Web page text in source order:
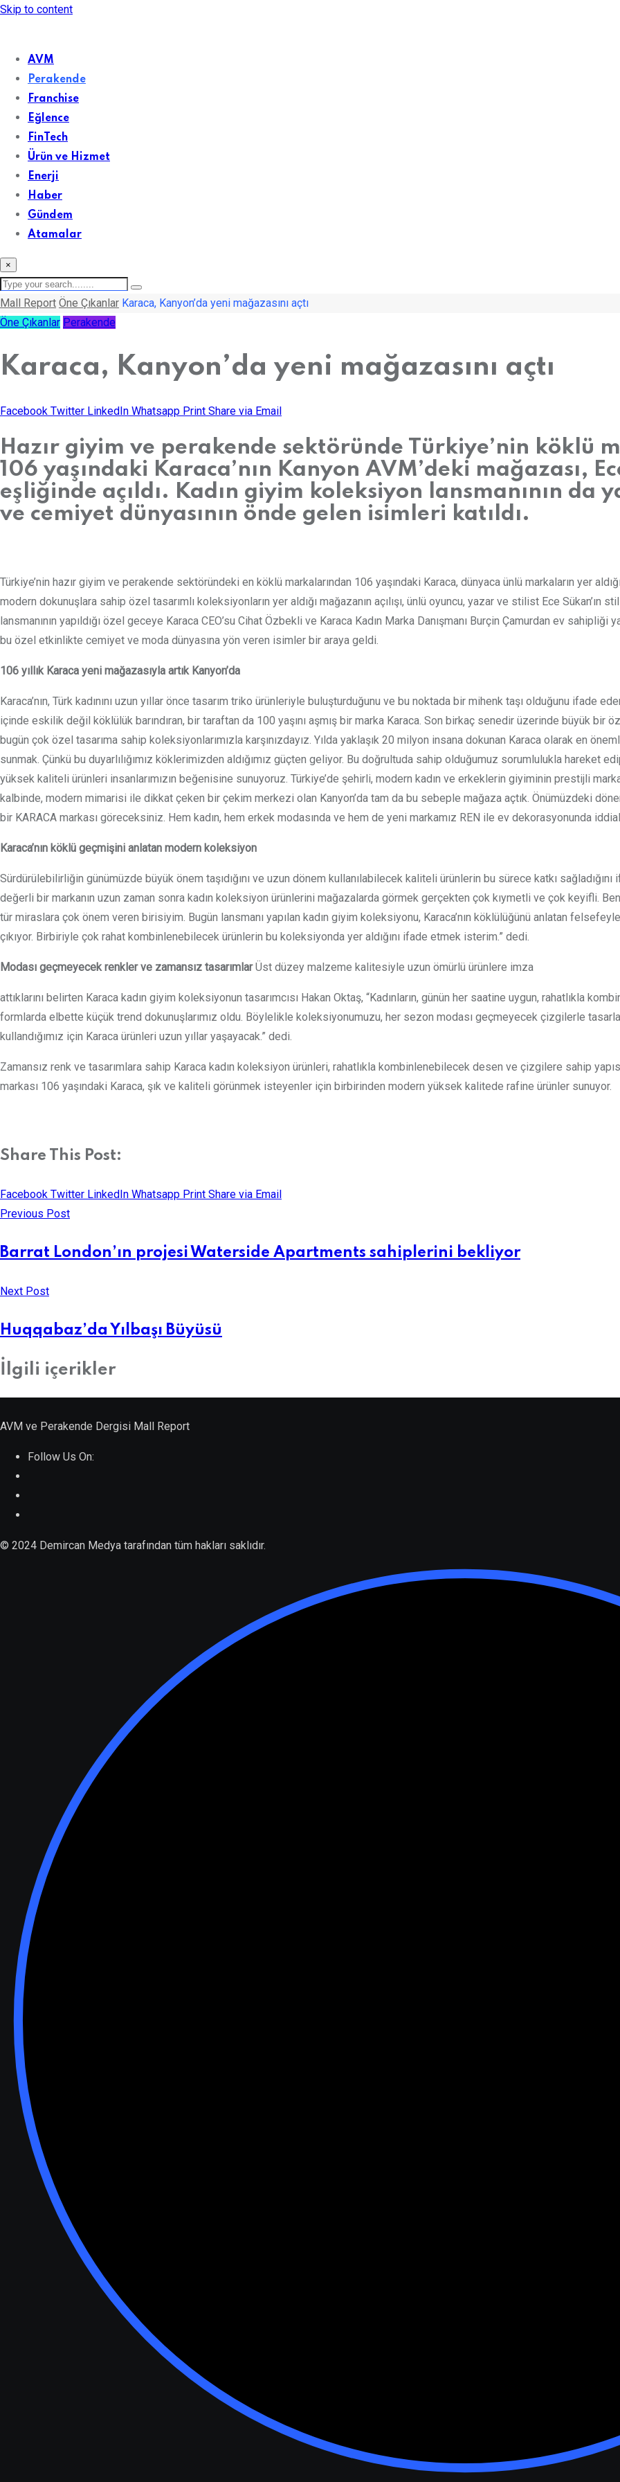
Skip to content
AVM
Perakende
Franchise
Eğlence
FinTech
Ürün ve Hizmet
Enerji
Haber
Gündem
Atamalar
×
Mall Report Öne Çıkanlar Karaca, Kanyon’da yeni mağazasını açtı
Öne Çıkanlar Perakende
Karaca, Kanyon’da yeni mağazasını açtı
Facebook Twitter LinkedIn Whatsapp Print Share via Email
Hazır giyim ve perakende sektöründe Türkiye’nin köklü
106 yaşındaki Karaca’nın Kanyon AVM’deki mağazası,
eşliğinde açıldı. Kadın giyim koleksiyon lansmanının da
ve cemiyet dünyasının önde gelen isimleri katıldı.
Türkiye’nin hazır giyim ve perakende sektöründeki en köklü markalarından 106 yaşındaki Karaca, dünyaca ünlü markaların yer
modern dokunuşlara sahip özel tasarımlı koleksiyonların yer aldığı mağazanın açılışı, ünlü oyuncu, yazar ve stilist Ece
lansmanının yapıldığı özel geceye Karaca CEO’su Cihat Özbekli ve Karaca Kadın Marka Danışmanı Burçin Çamurdan ev sahipliği
bu özel etkinlikte cemiyet ve moda dünyasına yön veren isimler bir araya geldi.
106 yıllık Karaca yeni mağazasıyla artık Kanyon’da
Karaca’nın, Türk kadınını uzun yıllar önce tasarım triko ürünleriyle buluşturduğunu ve bu noktada bir mihenk taşı olduğunu ifade
içinde eskilik değil köklülük barındıran, bir taraftan da 100 yaşını aşmış bir marka Karaca. Son birkaç senedir üzerinde büyük bir
bugün çok özel tasarıma sahip koleksiyonlarımızla karşınızdayız. Yılda yaklaşık 20 milyon insana dokunan Karaca olarak en
sunmak. Çünkü bu duyarlılığımız köklerimizden aldığımız güçten geliyor. Bu doğrultuda sahip olduğumuz sorumlulukla hareket
yüksek kaliteli ürünleri insanlarımızın beğenisine sunuyoruz. Türkiye’de şehirli, modern kadın ve erkeklerin giyiminin prestijli
kalbinde, modern mimarisi ile dikkat çeken bir çekim merkezi olan Kanyon’da tam da bu sebeple mağaza açtık. Önümüzdeki
bir KARACA markası göreceksiniz. Hem kadın, hem erkek modasında ve hem de yeni markamız REN ile ev dekorasyonunda
Karaca’nın köklü geçmişini anlatan modern koleksiyon
Sürdürülebilirliğin günümüzde büyük önem taşıdığını ve uzun dönem kullanılabilecek kaliteli ürünlerin bu sürece katkı
değerli bir markanın uzun zaman sonra kadın koleksiyon ürünlerini mağazalarda görmek gerçekten çok kıymetli ve çok keyifli.
tür miraslara çok önem veren birisiyim. Bugün lansmanı yapılan kadın giyim koleksiyonu, Karaca’nın köklülüğünü anlatan
çıkıyor. Birbiriyle çok rahat kombinlenebilecek ürünlerin bu koleksiyonda yer aldığını ifade etmek isterim.” dedi.
Modası geçmeyecek renkler ve zamansız tasarımlarÜst düzey malzeme kalitesiyle uzun ömürlü ürünlere imza
attıklarını belirten Karaca kadın giyim koleksiyonun tasarımcısı Hakan Oktaş, “Kadınların, günün her saatine uygun, rahatlıkla
formlarda elbette küçük trend dokunuşlarımız oldu. Böylelikle koleksiyonumuzu, her sezon modası geçmeyecek çizgilerle
kullandığımız için Karaca ürünleri uzun yıllar yaşayacak.” dedi.
Zamansız renk ve tasarımlara sahip Karaca kadın koleksiyon ürünleri, rahatlıkla kombinlenebilecek desen ve çizgilere sahip
markası 106 yaşındaki Karaca, şık ve kaliteli görünmek isteyenler için birbirinden modern yüksek kalitede rafine ürünler sunuyor.
Share This Post:
Facebook Twitter LinkedIn Whatsapp Print Share via Email
Previous Post
Barrat London’ın projesi Waterside Apartments sahiplerini bekliyor
Next Post
Huqqabaz’da Yılbaşı Büyüsü
İlgili içerikler
MARKET,Öne Çıkanlar
A101’in CarrefourSA’yı Devralmasına
AVM ve Perakende Dergisi Mall Report
Follow Us On:
© 2024 Demircan Medya tarafından tüm hakları saklıdır.